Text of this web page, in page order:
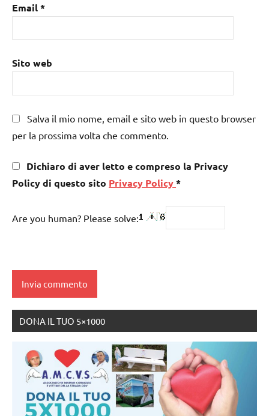
Email*
Sito web
Salva il mio nome, email e sito web in questo browser
per la prossima volta che commento.
Dichiaro di aver letto e compreso la Privacy
Policy di questo sito Privacy Policy*
Are you human? Please solve:
DONA IL TUO 5×1000